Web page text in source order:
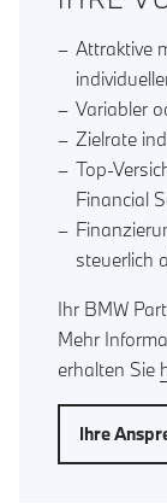
Attraktive
Variabler
Zielrate
Top-
Financial
steuerlich
Ihr BMW
Mehr
erhalten Sie
Ihre